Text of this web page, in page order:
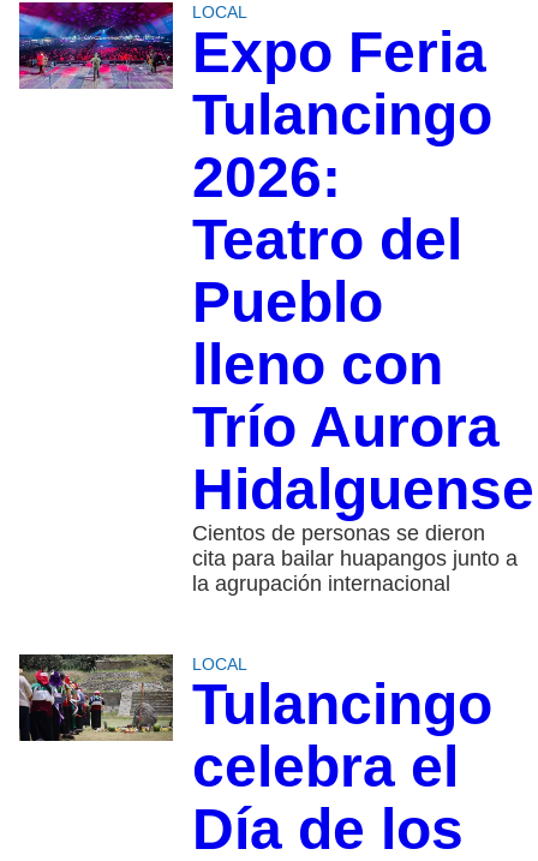
LOCAL
Expo Feria
Tulancingo
2026:
Teatro del
Pueblo
lleno con
Trío Aurora
Hidalguense
Cientos de personas se dieron
cita para bailar huapangos junto a
la agrupación internacional
LOCAL
Tulancingo
celebra el
Día de los